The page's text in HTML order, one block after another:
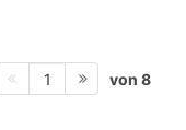
1 von 8